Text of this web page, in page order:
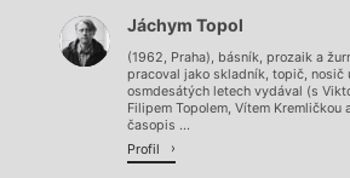
Načítá se.
Načítá se.
Jáchym Topol
(1962, Praha), básník, prozaik a
pracoval jako skladník, topič, nosič
osmdesátých letech vydával (s
Filipem Topolem, Vítem Kremličkou
časopis ...
Profil